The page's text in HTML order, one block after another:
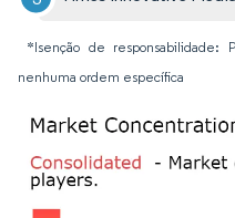
*Isenção de responsabilidade:
nenhuma ordem específica